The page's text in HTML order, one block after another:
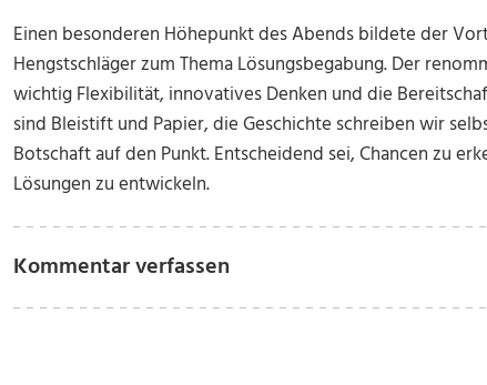
Einen besonderen Höhepunkt des Abends bildete der
Hengstschläger zum Thema Lösungsbegabung. Der
wichtig Flexibilität, innovatives Denken und die
sind Bleistift und Papier, die Geschichte schreiben wir
Botschaft auf den Punkt. Entscheidend sei, Chancen zu
Lösungen zu entwickeln.
Kommentar verfassen